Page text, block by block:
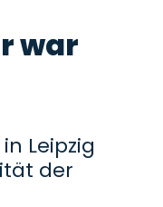
war
Leipzig
der